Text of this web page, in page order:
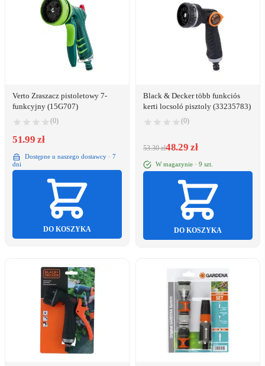
Verto Zraszacz pistoletowy 7-
funkcyjny (15G707)
(0)
51.99 zł
Dostępne u naszego dostawcy · 7
dni
DO KOSZYKA
Black & Decker több funkciós
kerti locsoló pisztoly (33235783)
(0)
53.30 zł48.29 zł
W magazynie · 9 szt.
DO KOSZYKA